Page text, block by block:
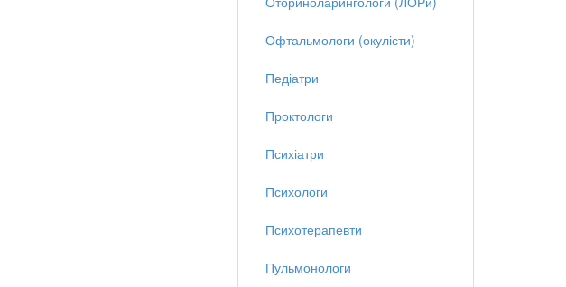
Офтальмологи (окулісти)
Педіатри
Проктологи
Психіатри
Психологи
Психотерапевти
Пульмонологи